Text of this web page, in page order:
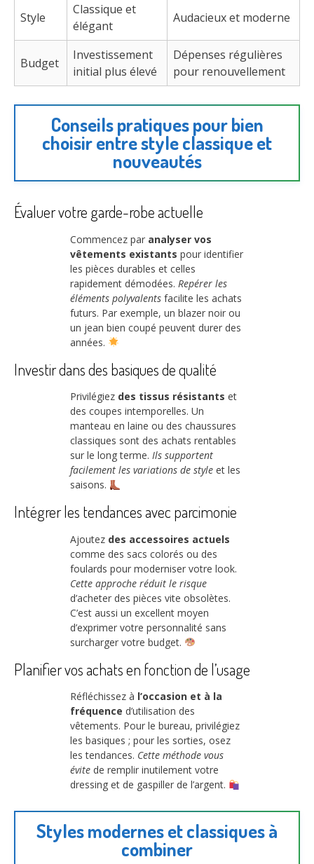
Style
Classique et
élégant
Audacieux et moderne
Budget
Investissement
initial plus élevé
Dépenses régulières
pour renouvellement
Conseils pratiques pour bien
choisir entre style classique et
nouveautés
Évaluer votre garde-robe actuelle
Commencez par analyser vos
vêtements existants pour identifier
les pièces durables et celles
rapidement démodées. Repérer les
éléments polyvalents facilite les achats
futurs. Par exemple, un blazer noir ou
un jean bien coupé peuvent durer des
années.
Investir dans des basiques de qualité
Privilégiez des tissus résistants et
des coupes intemporelles. Un
manteau en laine ou des chaussures
classiques sont des achats rentables
sur le long terme. Ils supportent
facilement les variations de style et les
saisons.
Intégrer les tendances avec parcimonie
Ajoutez des accessoires actuels
comme des sacs colorés ou des
foulards pour moderniser votre look.
Cette approche réduit le risque
d’acheter des pièces vite obsolètes.
C’est aussi un excellent moyen
d’exprimer votre personnalité sans
surcharger votre budget.
Planifier vos achats en fonction de l’usage
Réfléchissez à l’occasion et à la
fréquence d’utilisation des
vêtements. Pour le bureau, privilégiez
les basiques ; pour les sorties, osez
les tendances. Cette méthode vous
évite de remplir inutilement votre
dressing et de gaspiller de l’argent.
Styles modernes et classiques à
combiner